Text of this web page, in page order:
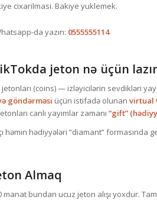
cixarilmasi. Bakiye yuklemek.
da yazın: 0555555114
jeton nə üçün
(coins) — izləyicilərin sevdikləri
göndərməsi üçün istifadə olunan virtual
canlı yayımlar zamanı “gift”
həmin hədiyyələri “diamant” formasında
Almaq
manat bundan ucuz jeton alışı yoxdur.